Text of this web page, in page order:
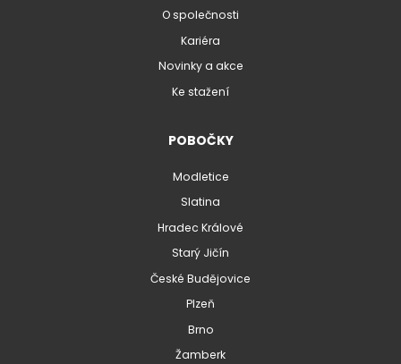
O společnosti
Kariéra
Novinky a akce
Ke stažení
POBOČKY
Modletice
Slatina
Hradec Králové
Starý Jičín
České Budějovice
Plzeň
Brno
Žamberk